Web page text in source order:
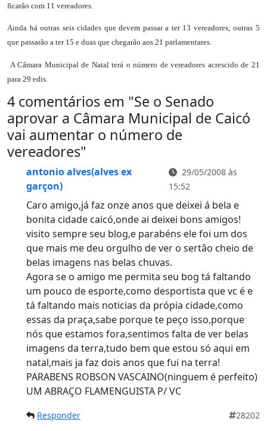
ficarão com 11 vereadores.
Ainda há outras seis cidades que devem passar a ter 13 vereadores; outras 5
que passarão a ter 15 e duas que chegarão aos 21 parlamentares.
A Câmara Municipal de Natal terá o número de vereadores acrescido de 21
para 29 edis.
4 comentários em "Se o Senado
aprovar a Câmara Municipal de Caicó
vai aumentar o número de
vereadores"
antonio alves(alves ex
garçon)
29/05/2008 às
15:52
Caro amigo,já faz onze anos que deixei á bela e
bonita cidade caicó,onde ai deixei bons amigos!
visito sempre seu blog,e parabéns ele foi um dos
que mais me deu orgulho de ver o sertâo cheio de
belas imagens nas belas chuvas.
Agora se o amigo me permita seu bog tá faltando
um pouco de esporte,como desportista que vc é e
tá faltando mais noticias da própia cidade,como
essas da praça,sabe porque te peço isso,porque
nós que estamos fora,sentimos falta de ver belas
imagens da terra,tudo bem que estou só aqui em
natal,mais ja faz dois anos que fui na terra!
PARABENS ROBSON VASCAINO(ninguem é perfeito)
UM ABRAÇO FLAMENGUISTA P/ VC
Responder 28202